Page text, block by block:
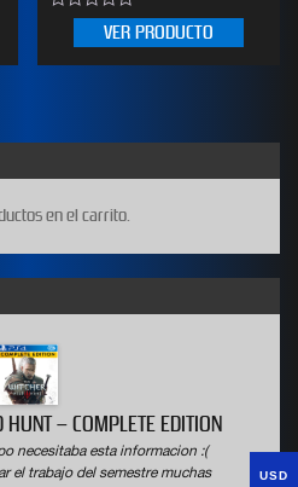
5
VER PRODUCTO
en el carrito.
– COMPLETE EDITION
necesitaba esta informacion :(
el trabajo del semestre muchas
USD